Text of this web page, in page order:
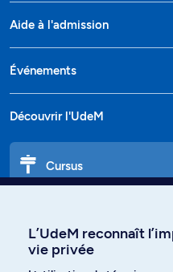
Aide à l'admission
Événements
Découvrir l'UdeM
Cursus
L’UdeM reconnaît
vie privée